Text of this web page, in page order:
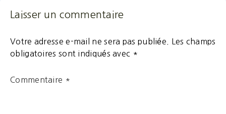
Laisser un commentaire
Votre adresse e-mail ne sera pas publiée.
Les champs
obligatoires sont indiqués avec *
Commentaire *